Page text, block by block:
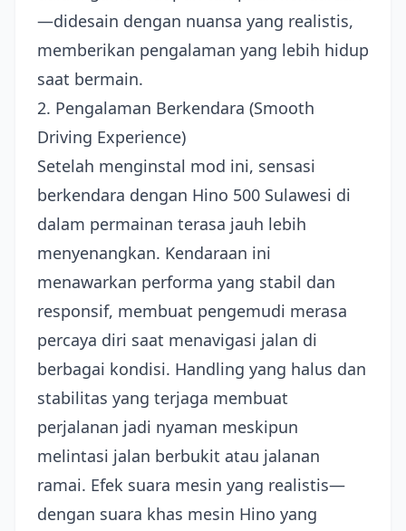
—didesain dengan nuansa yang realistis,
memberikan pengalaman yang lebih hidup
saat bermain.
2. Pengalaman Berkendara (Smooth
Driving Experience)
Setelah menginstal mod ini, sensasi
berkendara dengan Hino 500 Sulawesi di
dalam permainan terasa jauh lebih
menyenangkan. Kendaraan ini
menawarkan performa yang stabil dan
responsif, membuat pengemudi merasa
percaya diri saat menavigasi jalan di
berbagai kondisi. Handling yang halus dan
stabilitas yang terjaga membuat
perjalanan jadi nyaman meskipun
melintasi jalan berbukit atau jalanan
ramai. Efek suara mesin yang realistis—
dengan suara khas mesin Hino yang